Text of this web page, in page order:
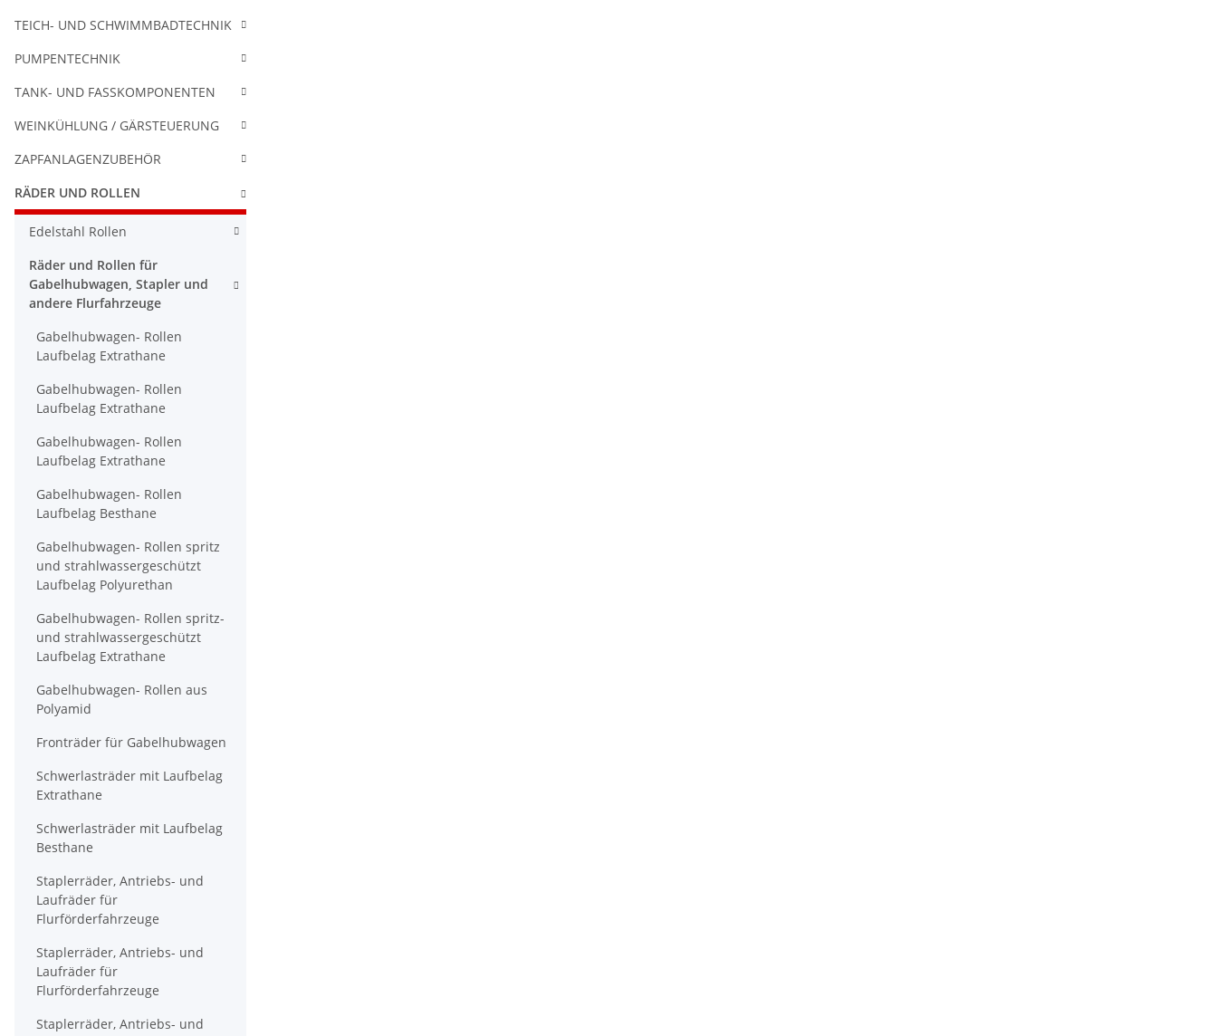
TEICH- UND SCHWIMMBADTECHNIK
PUMPENTECHNIK
TANK- UND FASSKOMPONENTEN
WEINKÜHLUNG / GÄRSTEUERUNG
ZAPFANLAGENZUBEHÖR
RÄDER UND ROLLEN
Edelstahl Rollen
Räder und Rollen für
Gabelhubwagen, Stapler und
andere Flurfahrzeuge
Gabelhubwagen- Rollen
Laufbelag Extrathane
Gabelhubwagen- Rollen
Laufbelag Extrathane
Gabelhubwagen- Rollen
Laufbelag Extrathane
Gabelhubwagen- Rollen
Laufbelag Besthane
Gabelhubwagen- Rollen spritz
und strahlwassergeschützt
Laufbelag Polyurethan
Gabelhubwagen- Rollen spritz-
und strahlwassergeschützt
Laufbelag Extrathane
Gabelhubwagen- Rollen aus
Polyamid
Fronträder für Gabelhubwagen
Schwerlasträder mit Laufbelag
Extrathane
Schwerlasträder mit Laufbelag
Besthane
Staplerräder, Antriebs- und
Laufräder für
Flurförderfahrzeuge
Staplerräder, Antriebs- und
Laufräder für
Flurförderfahrzeuge
Staplerräder, Antriebs- und